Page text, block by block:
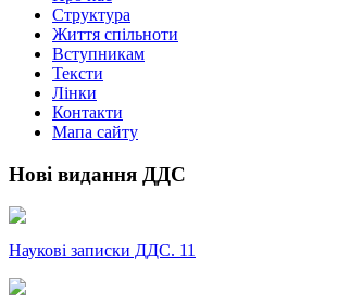
Структура
Життя спільноти
Вступникам
Тексти
Лінки
Контакти
Мапа сайту
Нові видання ДДС
Наукові записки ДДС. 11